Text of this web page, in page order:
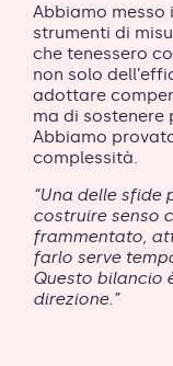
Abbiamo messo
strumenti di
che tenessero
non solo
adottare
ma di sostenere
Abbiamo
complessità.
“Una delle sfide
costruire senso
frammentato,
farlo serve
Questo bilancio
direzione.”